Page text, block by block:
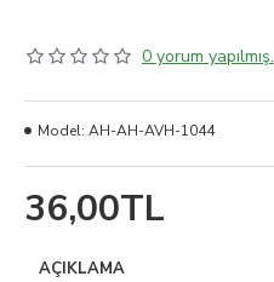
0 yorum yapılmış.
36,00TL
Model: AH-AH-AVH-1044
AÇIKLAMA